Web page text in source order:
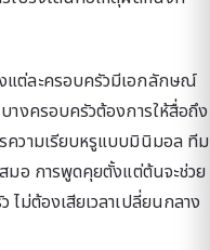
แต่ละครอบครัวมีเอกลักษณ์
างครอบครัวต้องการให้สื่อถึง
ความเรียบหรูแบบมินิมอล ทีม
มอ การพูดคุยตั้งแต่ต้นจะช่วย
ม่ต้องเสียเวลาเปลี่ยนกลาง